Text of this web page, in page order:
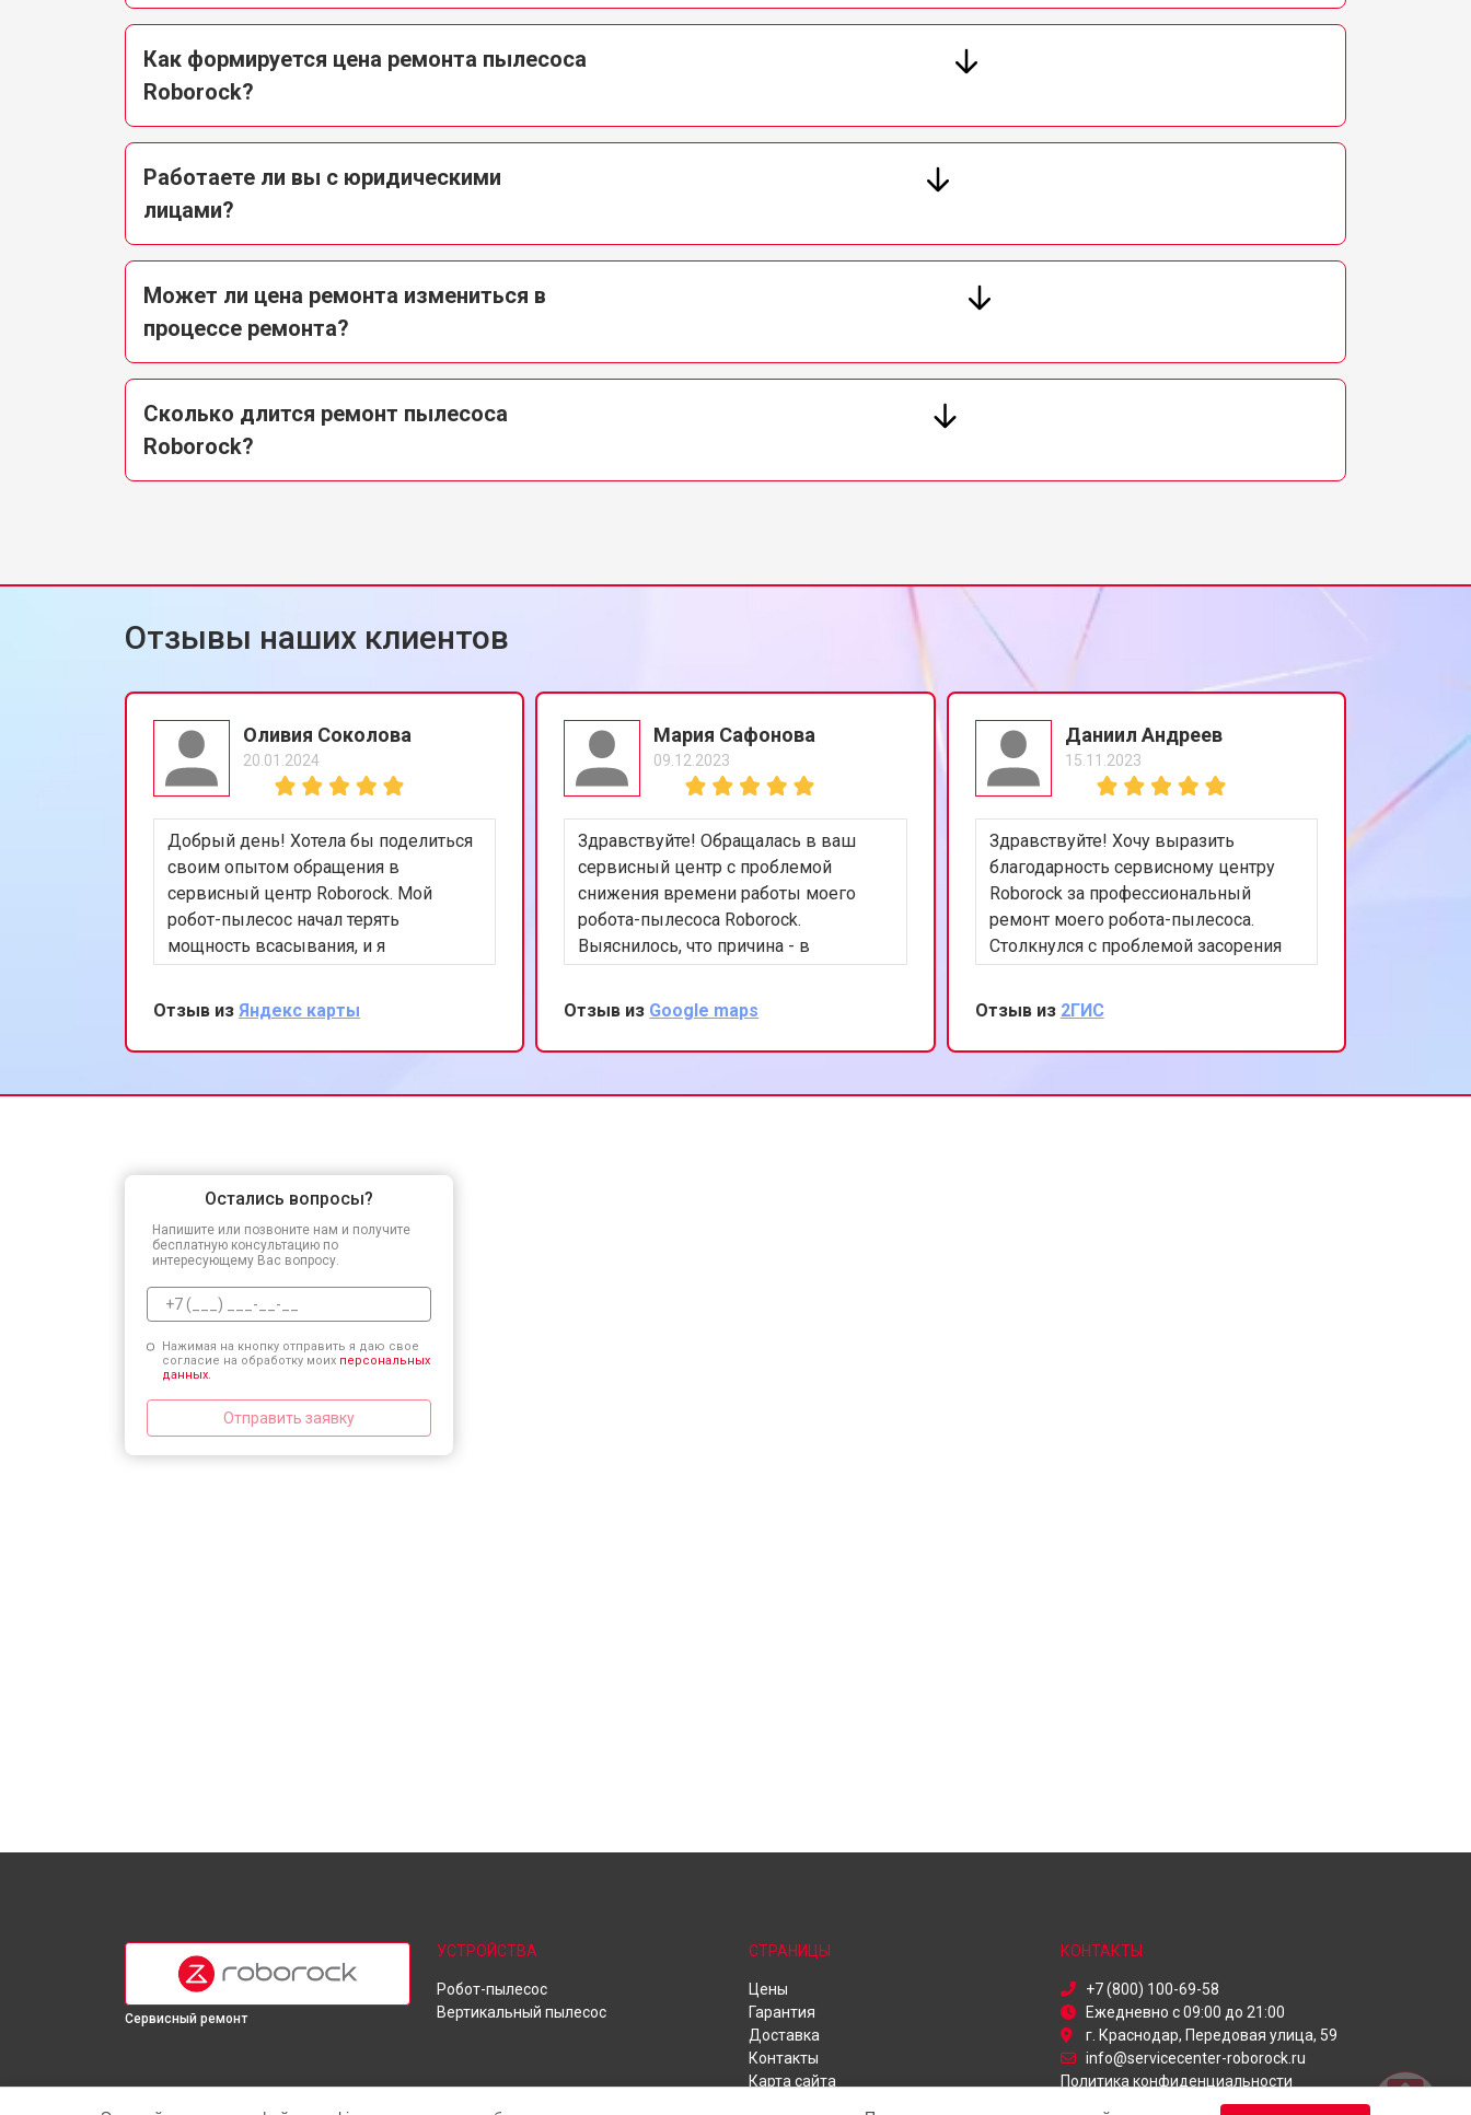
Как формируется цена ремонта пылесоса
Roborock?
Работаете ли вы с юридическими
лицами?
Может ли цена ремонта измениться в
процессе ремонта?
Сколько длится ремонт пылесоса
Roborock?
Отзывы наших клиентов
Оливия Соколова
20.01.2024
Добрый день! Хотела бы поделиться
своим опытом обращения в
сервисный центр Roborock. Мой
робот-пылесос начал терять
мощность всасывания, и я
Специалисты быстро выявили
проблему - износ щеток. После их
замены устройство вновь
Отзыв из Яндекс карты
Мария Сафонова
09.12.2023
Здравствуйте! Обращалась в ваш
сервисный центр с проблемой
снижения времени работы моего
робота-пылесоса Roborock.
Выяснилось, что причина - в
провели замену аккумулятора, и
теперь мой пылесос работает
гораздо дольше. Очень довольна
Отзыв из Google maps
Даниил Андреев
15.11.2023
Здравствуйте! Хочу выразить
благодарность сервисному центру
Roborock за профессиональный
ремонт моего робота-пылесоса.
Столкнулся с проблемой засорения
эффективность уборки. В сервисном
центре быстро диагностировали
проблему и провели качественный
Отзыв из 2ГИС
Остались вопросы?
Напишите или позвоните нам и получите
бесплатную консультацию по
интересующему Вас вопросу.
Нажимая на кнопку отправить я даю свое
согласие на обработку моих персональных
данных.
Отправить заявку
Сервисный ремонт
УСТРОЙСТВА
Робот-пылесос
Вертикальный пылесос
СТРАНИЦЫ
Цены
Гарантия
Доставка
Контакты
Карта сайта
КОНТАКТЫ
+7 (800) 100-69-58
Ежедневно с 09:00 до 21:00
г. Краснодар, Передовая улица, 59
info@servicecenter-roborock.ru
Политика конфиденциальности